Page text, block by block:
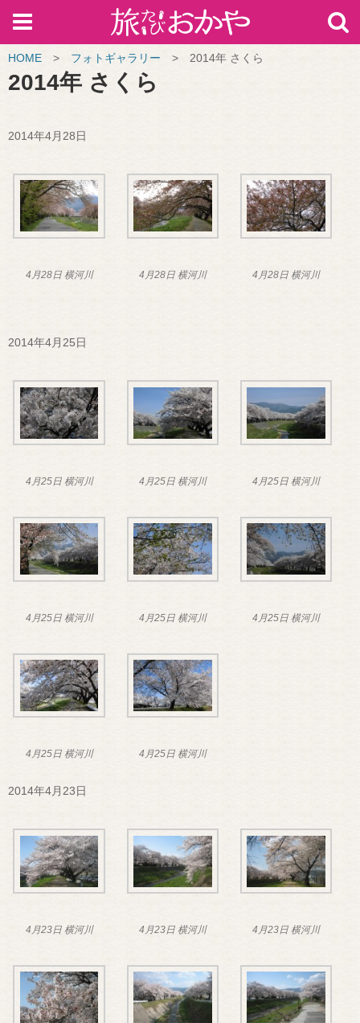
HOME > フォトギャラリー > 2014年 さくら
2014年 さくら
2014年4月28日
4月28日 横河川 4月28日 横河川 4月28日 横河川
2014年4月25日
4月25日 横河川 4月25日 横河川 4月25日 横河川
4月25日 横河川 4月25日 横河川 4月25日 横河川
4月25日 横河川 4月25日 横河川
2014年4月23日
4月23日 横河川 4月23日 横河川 4月23日 横河川